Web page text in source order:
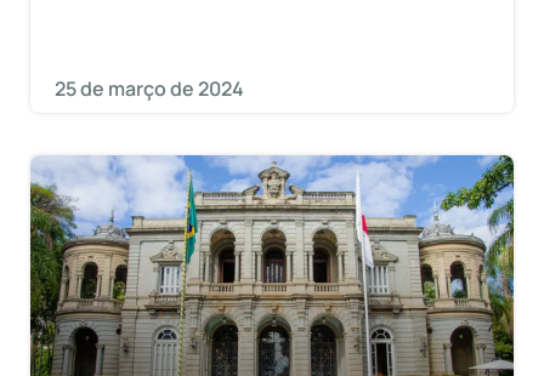
25 de março de 2024